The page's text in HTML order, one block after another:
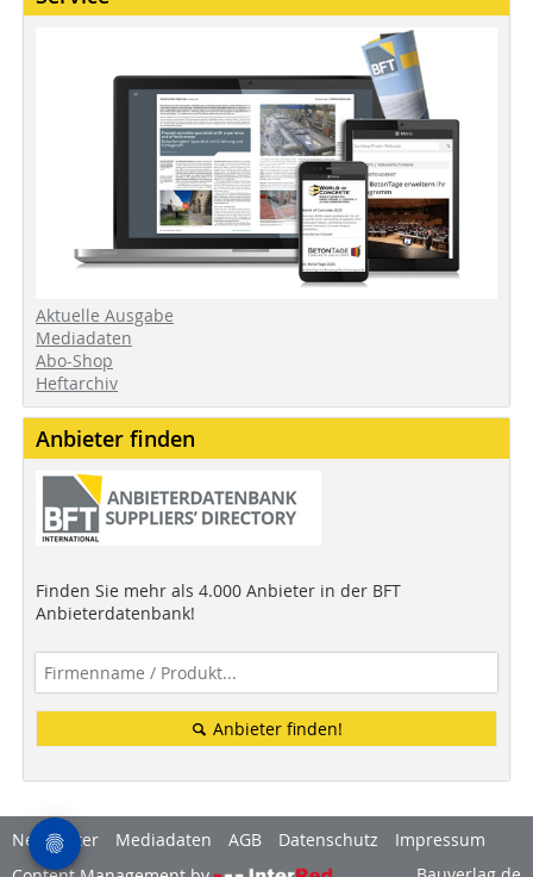
Aktuelle Ausgabe
Mediadaten
Abo-Shop
Heftarchiv
Anbieter finden
Finden Sie mehr als 4.000 Anbieter in der BFT
Anbieterdatenbank!
Anbieter finden!
Newsletter Mediadaten AGB Datenschutz
Impressum